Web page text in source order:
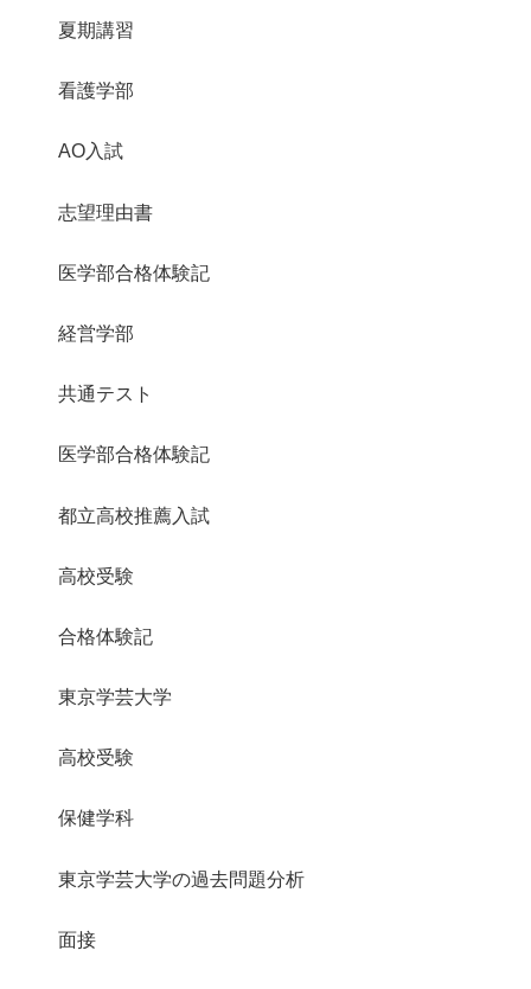
夏期講習
看護学部
AO入試
志望理由書
医学部合格体験記
経営学部
共通テスト
医学部合格体験記
都立高校推薦入試
高校受験
合格体験記
東京学芸大学
高校受験
保健学科
東京学芸大学の過去問題分析
面接